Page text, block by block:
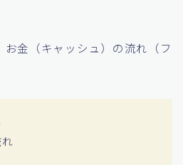
金（キャッシュ）の流れ（フ